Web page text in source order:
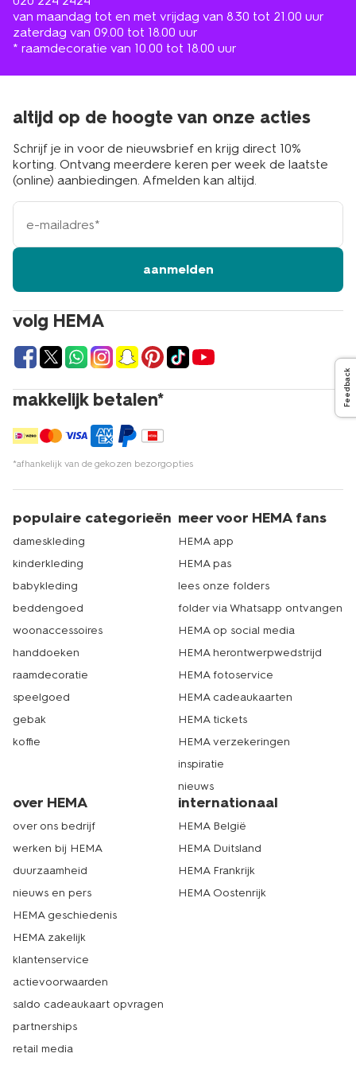
van maandag tot en met vrijdag van 8.30 tot 21.00 uur
zaterdag van 09.00 tot 18.00 uur
* raamdecoratie van 10.00 tot 18.00 uur
volg HEMA
makkelijk betalen*
*afhankelijk van de gekozen bezorgopties
altijd op de hoogte van onze acties
Schrijf je in voor de nieuwsbrief en krijg direct 10%
korting. Ontvang meerdere keren per week de laatste
(online) aanbiedingen. Afmelden kan altijd.
e-
mailadres
aanmelden
populaire categorieën
dameskleding
kinderkleding
babykleding
beddengoed
woonaccessoires
handdoeken
raamdecoratie
speelgoed
gebak
koffie
meer voor HEMA fans
HEMA app
HEMA pas
lees onze folders
folder via Whatsapp ontvangen
HEMA op social media
HEMA herontwerpwedstrijd
HEMA fotoservice
HEMA cadeaukaarten
HEMA tickets
HEMA verzekeringen
inspiratie
nieuws
over HEMA
over ons bedrijf
werken bij HEMA
duurzaamheid
nieuws en pers
HEMA geschiedenis
HEMA zakelijk
klantenservice
actievoorwaarden
saldo cadeaukaart opvragen
partnerships
retail media
internationaal
HEMA België
HEMA Duitsland
HEMA Frankrijk
HEMA Oostenrijk
Feedback